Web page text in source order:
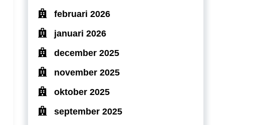
februari 2026
januari 2026
december 2025
november 2025
oktober 2025
september 2025